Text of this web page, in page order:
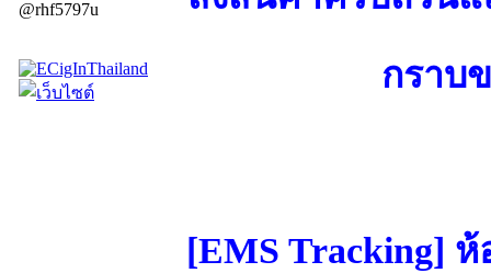
@rhf5797u
กราบ
[EMS Tracking]